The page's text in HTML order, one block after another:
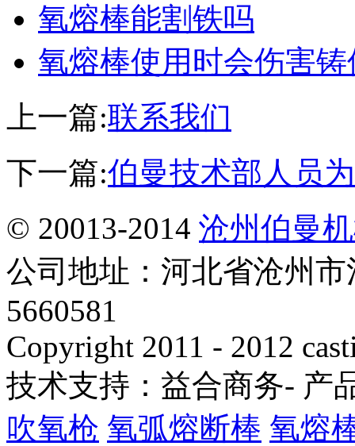
氧熔棒能割铁吗
氧熔棒使用时会伤害
上一篇:联系我们
下一篇:伯曼技术部人员
© 20013-2014 沧州伯曼
公司地址：河北省沧州
5660581
Copyright 2011 - 2012
技术支持：益合商务- 产
吹氧枪 氧弧熔断棒 氧熔